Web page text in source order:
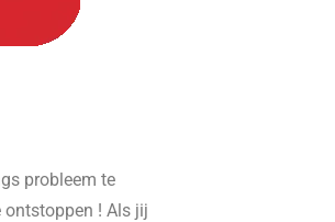
probleem te
! Als jij